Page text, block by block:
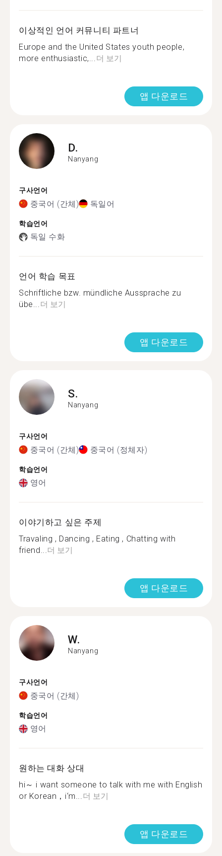
이상적인 언어 커뮤니티 파트너
Europe and the United States youth people,
more enthusiastic,...더 보기
앱 다운로드
D.
Nanyang
구사언어
중국어 (간체) 독일어
학습언어
독일 수화
언어 학습 목표
Schriftliche bzw. mündliche Aussprache zu
übe...더 보기
앱 다운로드
S.
Nanyang
구사언어
중국어 (간체) 중국어 (정체자)
학습언어
영어
이야기하고 싶은 주제
Travaling , Dancing , Eating , Chatting with
friend...더 보기
앱 다운로드
W.
Nanyang
구사언어
중국어 (간체)
학습언어
영어
원하는 대화 상대
hi～ i want someone to talk with me with English
or Korean，i‘m...더 보기
앱 다운로드